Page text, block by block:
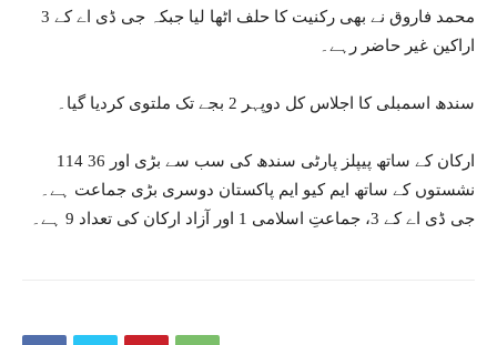
محمد فاروق نے بھی رکنیت کا حلف اٹھا لیا جبکہ جی ڈی اے کے 3
اراکین غیر حاضر رہے۔
سندھ اسمبلی کا اجلاس کل دوپہر 2 بجے تک ملتوی کردیا گیا۔
114 ارکان کے ساتھ پیپلز پارٹی سندھ کی سب سے بڑی اور 36
نشستوں کے ساتھ ایم کیو ایم پاکستان دوسری بڑی جماعت ہے۔
جی ڈی اے کے 3، جماعتِ اسلامی 1 اور آزاد ارکان کی تعداد 9 ہے۔